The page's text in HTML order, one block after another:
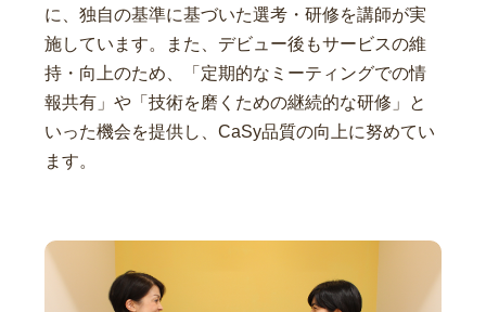
に、独自の基準に基づいた選考・研修を講師が実
施しています。また、デビュー後もサービスの維
持・向上のため、「定期的なミーティングでの情
報共有」や「技術を磨くための継続的な研修」と
いった機会を提供し、CaSy品質の向上に努めてい
ます。